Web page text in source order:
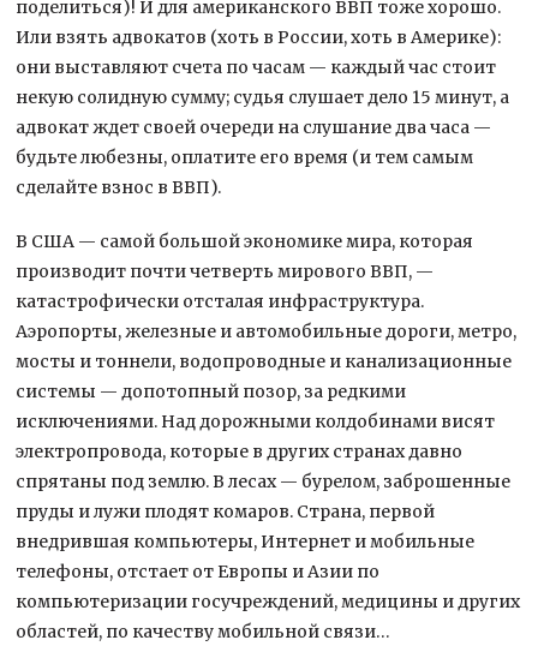
поделиться)! И для американского ВВП тоже хорошо.
Или взять адвокатов (хоть в России, хоть в Америке):
они выставляют счета по часам — каждый час стоит
некую солидную сумму; судья слушает дело 15 минут, а
адвокат ждет своей очереди на слушание два часа —
будьте любезны, оплатите его время (и тем самым
сделайте взнос в ВВП).
В США — самой большой экономике мира, которая
производит почти четверть мирового ВВП, —
катастрофически отсталая инфраструктура.
Аэропорты, железные и автомобильные дороги, метро,
мосты и тоннели, водопроводные и канализационные
системы — допотопный позор, за редкими
исключениями. Над дорожными колдобинами висят
электропровода, которые в других странах давно
спрятаны под землю. В лесах — бурелом, заброшенные
пруды и лужи плодят комаров. Страна, первой
внедрившая компьютеры, Интернет и мобильные
телефоны, отстает от Европы и Азии по
компьютеризации госучреждений, медицины и других
областей, по качеству мобильной связи…